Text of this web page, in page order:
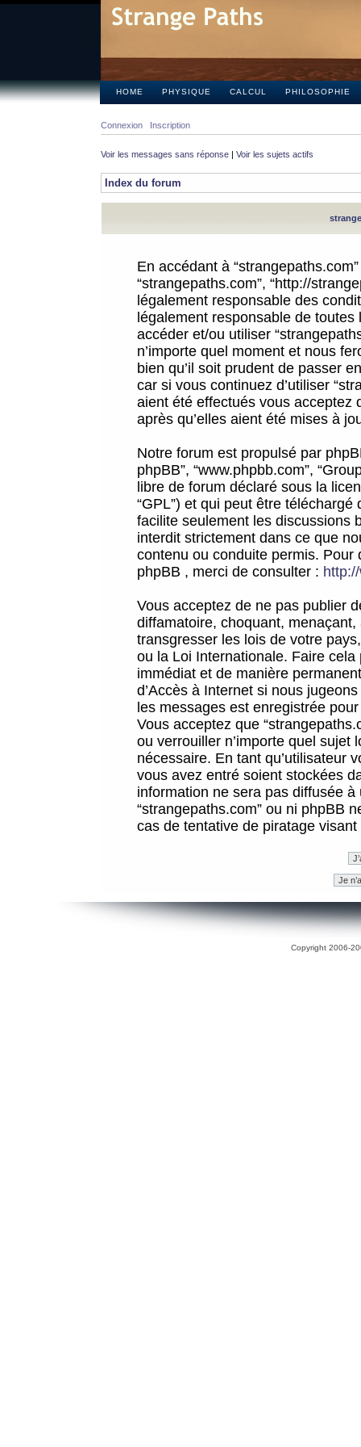
HOME PHYSIQUE CALCUL PHILOSOPHIE
Connexion Inscription
Voir les messages sans réponse | Voir les sujets actifs
Index du forum
En accédant à
“strangepaths.com”, “http://
légalement responsable des
légalement responsable de
accéder et/ou utiliser
n’importe quel moment et nous
bien qu’il soit prudent de passer
car si vous continuez d’utiliser
aient été effectués vous acceptez
après qu’elles aient été mises à
Notre forum est propulsé par
phpBB”, “www.phpbb.com”,
libre de forum déclaré sous la
“GPL”) et qui peut être téléchargé
facilite seulement les discussions
interdit strictement dans ce que
contenu ou conduite permis.
phpBB , merci de consulter :
Vous acceptez de ne pas publier
diffamatoire, choquant,
transgresser les lois de votre
ou la Loi Internationale. Faire
immédiat et de manière
d’Accès à Internet si nous
les messages est enregistrée
Vous acceptez que
ou verrouiller n’importe quel sujet
nécessaire. En tant qu’utilisateur
vous avez entré soient stockées
information ne sera pas diffusée
“strangepaths.com” ou ni phpBB
cas de tentative de piratage
Copyright 2006-